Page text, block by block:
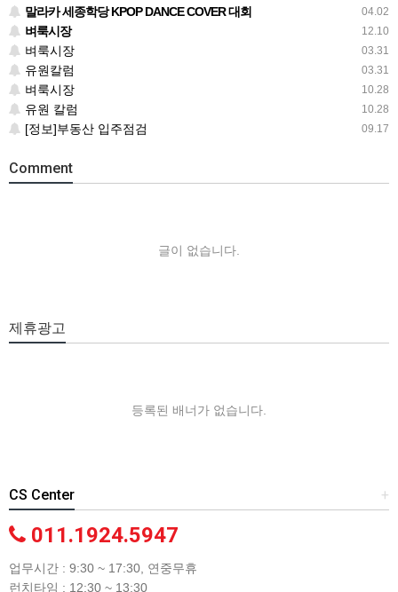
04.02
말라카 세종학당 KPOP DANCE COVER 대회
12.10
벼룩시장
03.31
벼룩시장
03.31
유원칼럼
10.28
벼룩시장
10.28
유원 칼럼
09.17
[정보]부동산 입주점검
Comment
글이 없습니다.
제휴광고
등록된 배너가 없습니다.
+
CS Center
011.1924.5947
업무시간 : 9:30 ~ 17:30, 연중무휴
런치타임 : 12:30 ~ 13:30